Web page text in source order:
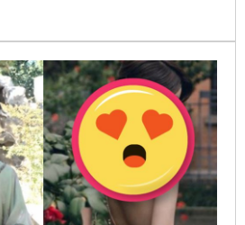
獨有的「線上圍爐」習俗。隨著
與當下時事巧妙結合，每年都能
梗，像是大清皮克敏、莞Aden
容容遊刃有「余」等，令人不禁